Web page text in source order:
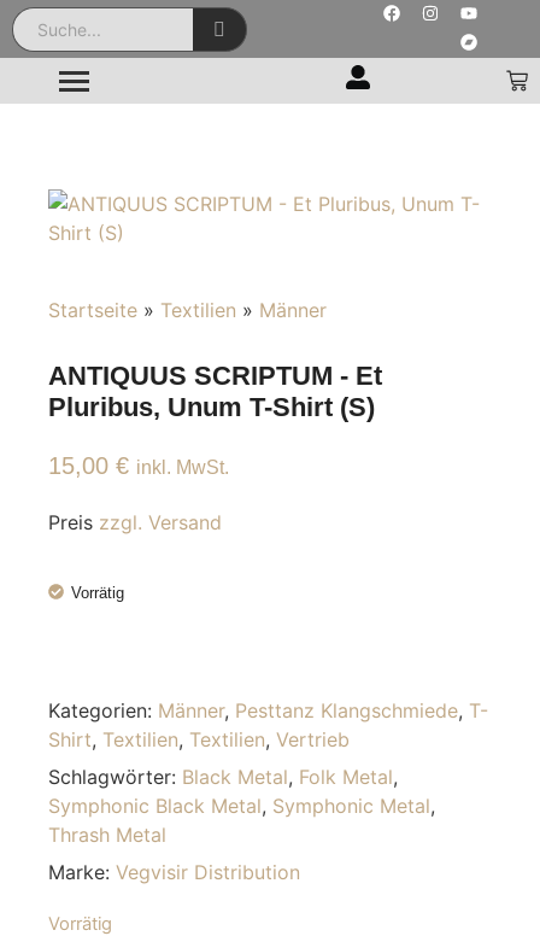
Startseite » Textilien » Männer
ANTIQUUS SCRIPTUM - Et
Pluribus, Unum T-Shirt (S)
15,00 € inkl. MwSt.
Preis zzgl. Versand
Vorrätig
Kategorien: Männer, Pesttanz Klangschmiede, T-
Shirt, Textilien, Textilien, Vertrieb
Schlagwörter: Black Metal, Folk Metal,
Symphonic Black Metal, Symphonic Metal,
Thrash Metal
Marke: Vegvisir Distribution
Vorrätig